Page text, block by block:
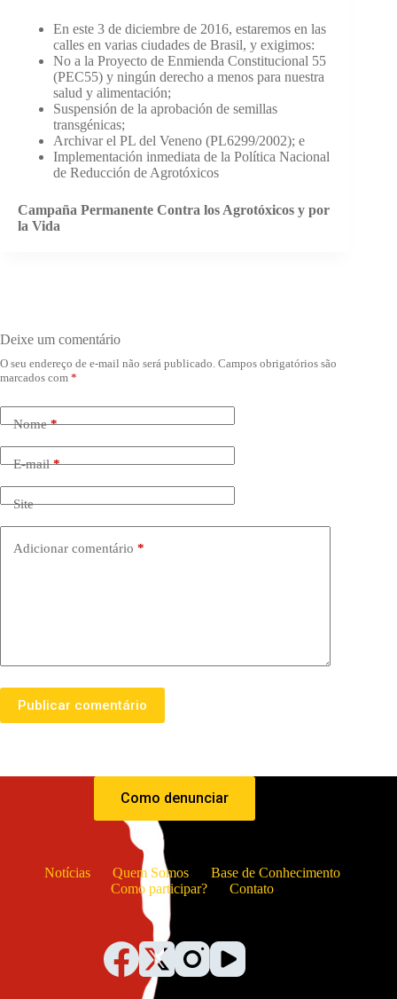
En este 3 de diciembre de 2016, estaremos en las
calles en varias ciudades de Brasil, y exigimos:
No a la Proyecto de Enmienda Constitucional 55
(PEC55) y ningún derecho a menos para nuestra
salud y alimentación;
Suspensión de la aprobación de semillas
transgénicas;
Archivar el PL del Veneno (PL6299/2002); e
Implementación inmediata de la Política Nacional
de Reducción de Agrotóxicos
Campaña Permanente Contra los Agrotóxicos y por
la Vida
Deixe um comentário
O seu endereço de e-mail não será publicado. Campos obrigatórios são
marcados com *
Nome*
E-mail*
Site
Adicionar comentário *
Publicar comentário
Como denunciar
Notícias Quem Somos
Base de Conhecimento
Como participar?
Contato